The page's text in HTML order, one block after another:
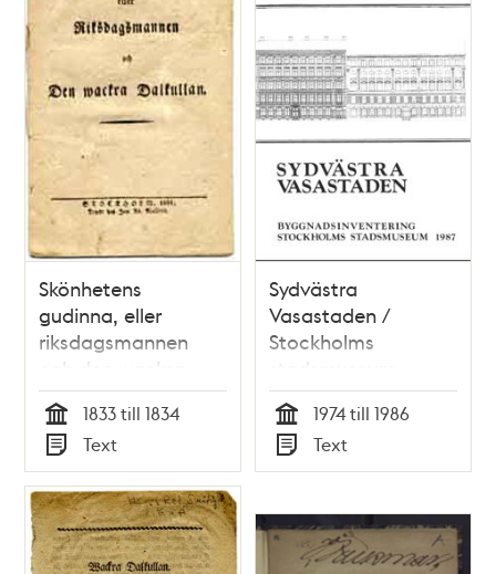
Skönhetens
gudinna, eller
riksdagsmannen
och den wackra
Dalkullan.
Tid
1833 till 1834
Typ
Text
Sydvästra
Vasastaden /
Stockholms
stadsmuseum
Tid
1974 till 1986
Typ
Text